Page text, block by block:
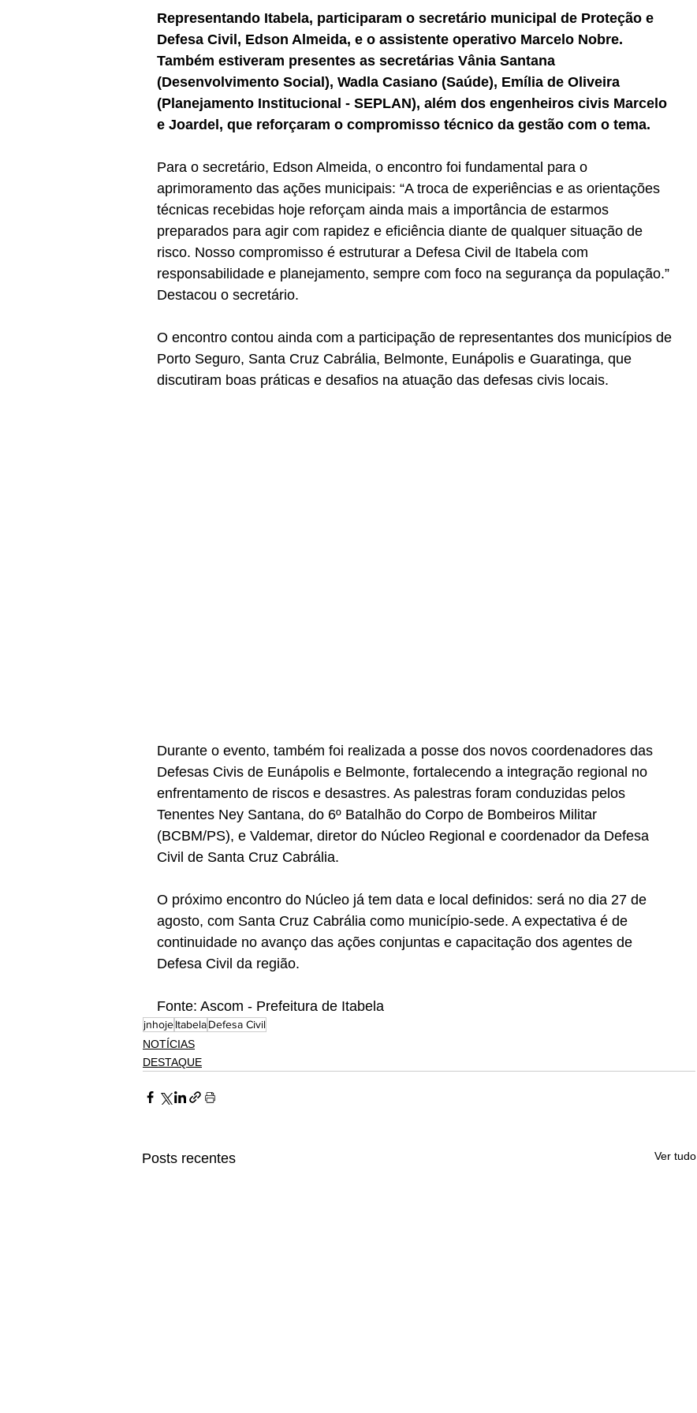
Representando Itabela, participaram o secretário municipal de Proteção e
Defesa Civil, Edson Almeida, e o assistente operativo Marcelo Nobre.
Também estiveram presentes as secretárias Vânia Santana
(Desenvolvimento Social), Wadla Casiano (Saúde), Emília de Oliveira
(Planejamento Institucional - SEPLAN), além dos engenheiros civis Marcelo
e Joardel, que reforçaram o compromisso técnico da gestão com o tema.
Para o secretário, Edson Almeida, o encontro foi fundamental para o
aprimoramento das ações municipais: “A troca de experiências e as orientações
técnicas recebidas hoje reforçam ainda mais a importância de estarmos
preparados para agir com rapidez e eficiência diante de qualquer situação de
risco. Nosso compromisso é estruturar a Defesa Civil de Itabela com
responsabilidade e planejamento, sempre com foco na segurança da população.”
Destacou o secretário.
O encontro contou ainda com a participação de representantes dos municípios de
Porto Seguro, Santa Cruz Cabrália, Belmonte, Eunápolis e Guaratinga, que
discutiram boas práticas e desafios na atuação das defesas civis locais.
Durante o evento, também foi realizada a posse dos novos coordenadores das
Defesas Civis de Eunápolis e Belmonte, fortalecendo a integração regional no
enfrentamento de riscos e desastres. As palestras foram conduzidas pelos
Tenentes Ney Santana, do 6º Batalhão do Corpo de Bombeiros Militar
(BCBM/PS), e Valdemar, diretor do Núcleo Regional e coordenador da Defesa
Civil de Santa Cruz Cabrália.
O próximo encontro do Núcleo já tem data e local definidos: será no dia 27 de
agosto, com Santa Cruz Cabrália como município-sede. A expectativa é de
continuidade no avanço das ações conjuntas e capacitação dos agentes de
Defesa Civil da região.
Fonte: Ascom - Prefeitura de Itabela
jnhojeItabelaDefesa Civil
NOTÍCIAS
DESTAQUE
Posts recentes Ver tudo